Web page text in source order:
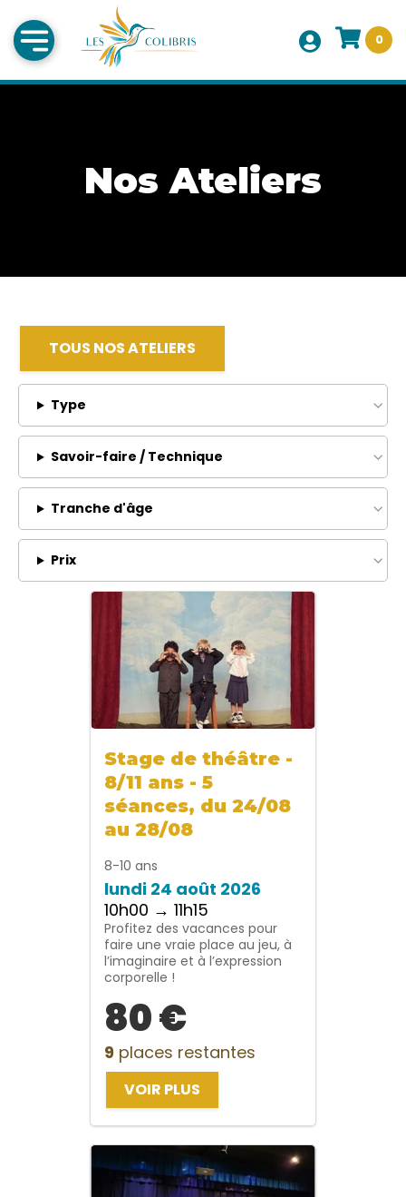
0
Nos Ateliers
TOUS NOS ATELIERS
Type
Savoir-faire / Technique
Tranche d'âge
Prix
Stage de théâtre -
8/11 ans - 5
séances, du 24/08
au 28/08
8-10 ans
lundi 24 août 2026
10h00 → 11h15
Profitez des vacances pour
faire une vraie place au jeu, à
l’imaginaire et à l’expression
corporelle !
80 €
9 places restantes
VOIR PLUS